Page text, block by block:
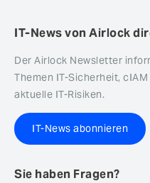
IT-News von Airlock
Der Airlock Newsletter
Themen IT-Sicherheit,
aktuelle IT-Risiken.
IT-News abonnieren
Sie haben Fragen?